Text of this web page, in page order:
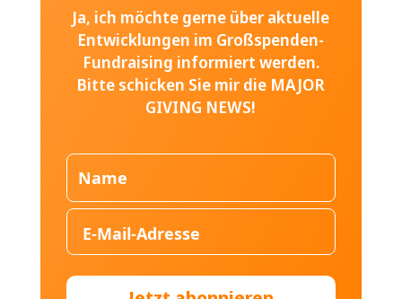
Ja, ich möchte gerne über aktuelle
Entwicklungen im Großspenden-
Fundraising informiert werden.
Bitte schicken Sie mir die MAJOR
GIVING NEWS!